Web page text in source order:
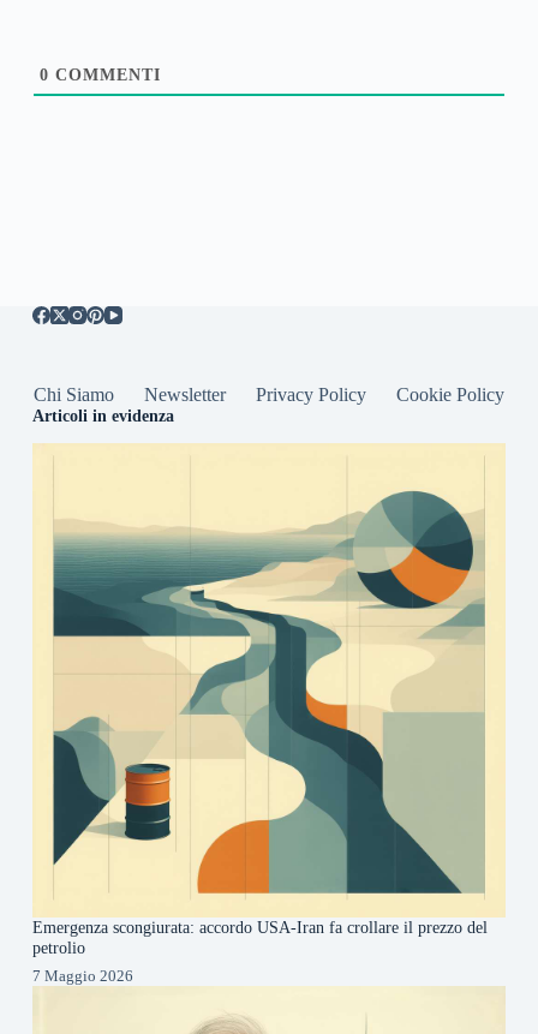
0 COMMENTI
Chi Siamo Newsletter Privacy Policy Cookie Policy
Articoli in evidenza
Emergenza scongiurata: accordo USA-Iran fa crollare il prezzo del
petrolio
7 Maggio 2026